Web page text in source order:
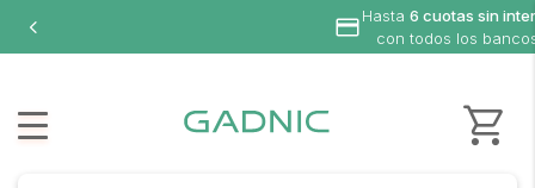
Hasta 6 cuotas sin
con todos los